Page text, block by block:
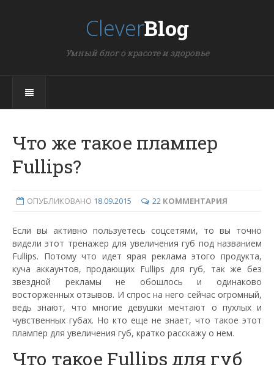
CleverBlog
Умный блог о красоте и здоровье
Что же такое плампер
Fullips?
ОПУБЛИКОВАНО 18.09.2015 22 КОММЕНТАРИЯ
Если вы активно пользуетесь соцсетями, то вы точно
видели этот тренажер для увеличения губ под названием
Fullips. Потому что идет ярая реклама этого продукта,
куча аккаунтов, продающих Fullips для губ, так же без
звездной рекламы не обошлось и одинаково
восторженных отзывов. И спрос на него сейчас огромный,
ведь знают, что многие девушки мечтают о пухлых и
чувственных губах. Но кто еще не знает, что такое этот
плампер для увеличения губ, кратко расскажу о нем.
Что такое Fullips для губ